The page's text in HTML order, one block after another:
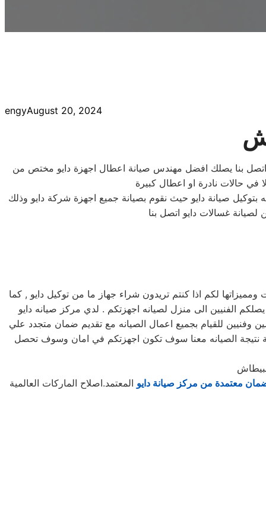
engyAugust 20, 2024
اتصل بنا يصلك افضل مهندس صيانة اعطال اجهزة دايو مختص من
صيانة دايو حيث نقوم بصيانة جميع اجهزة شركة دايو وذلك
لكم اذا كنتم تريدون شراء جهاز ما من توكيل دايو , كما
مرلكز صيانه دايو خدمه 24 ساعه , فى تلقى شكواكم , وايضا يصلكم الفنيين الى منزل لصيانه اجهزتكم . لدي مركز صيانه دايو
وفنيين للقيام بجميع اعمال الصيانه مع تقديم ضمان متجدد علي
نتيجة الصيانه معنا سوف تكون اجهزتكم في امان وسوف تحصل
معتمدة من مركز صيانة دايو المعتمد.اصلاح الماركات العالمية